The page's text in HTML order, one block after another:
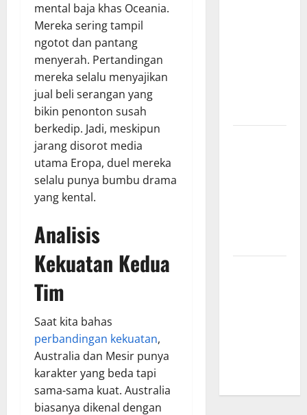
mental baja khas Oceania.
Mereka sering tampil
ngotot dan pantang
menyerah. Pertandingan
mereka selalu menyajikan
jual beli serangan yang
bikin penonton susah
berkedip. Jadi, meskipun
jarang disorot media
utama Eropa, duel mereka
selalu punya bumbu drama
yang kental.
Analisis
Kekuatan Kedua
Tim
Saat kita bahas
perbandingan kekuatan,
Australia dan Mesir punya
karakter yang beda tapi
sama-sama kuat. Australia
biasanya dikenal dengan